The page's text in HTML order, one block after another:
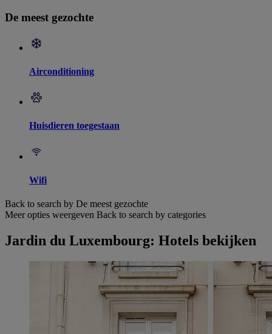
De meest gezochte
Airconditioning
Huisdieren toegestaan
Wifi
Back to search by De meest gezochte
Meer opties weergeven Back to search by categories
Jardin du Luxembourg: Hotels bekijken